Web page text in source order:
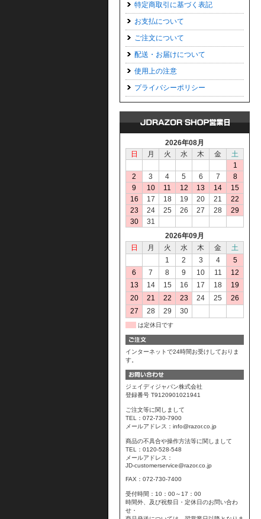
特定商取引に基づく表記
お支払について
ご注文について
配送・お届けについて
使用上の注意
プライバシーポリシー
2026年08月
日
月 火 水 木 金
土
1
2
3 4 5 6 7
8
9
10 11 12 13 14
15
16
17 18 19 20 21
22
23
24 25 26 27 28
29
30
31
2026年09月
日
月 火 水 木 金
土
1
2 3 4
5
6
7 8 9 10 11
12
13
14 15 16 17 18
19
20
21 22 23 24 25
26
27
28 29 30
は定休日です
インターネットで24時間お受けしておりま
す。
ジェイディジャパン株式会社
登録番号 T9120901021941
ご注文等に関しまして
TEL：072-730-7900
メールアドレス：info@razor.co.jp
商品の不具合や操作方法等に関しまして
TEL：0120-528-548
メールアドレス：
JD-customerservice@razor.co.jp
FAX：072-730-7400
受付時間：10：00～17：00
時間外、及び祝祭日・定休日のお問い合わ
せ・